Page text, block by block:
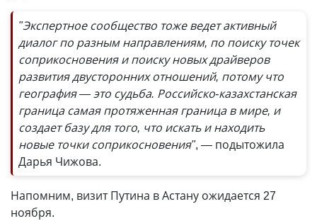
"Экспертное сообщество тоже ведет активный
диалог по разным направлениям, по поиску точек
соприкосновения и поиску новых драйверов
развития двусторонних отношений, потому что
география — это судьба. Российско-казахстанская
граница самая протяженная граница в мире, и
создает базу для того, что искать и находить
новые точки соприкосновения", — подытожила
Дарья Чижова.
Напомним, визит Путина в Астану ожидается 27
ноября.